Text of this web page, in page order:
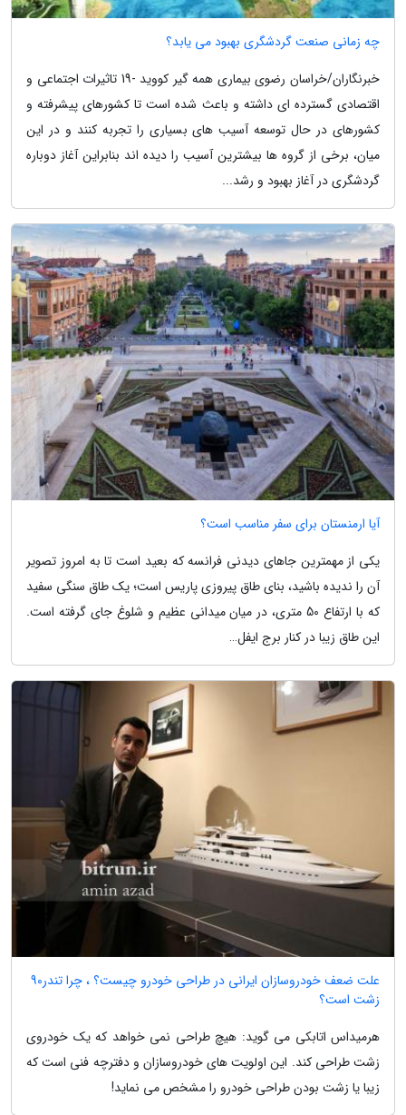
چه زمانی صنعت گردشگری بهبود می یابد؟
خبرنگاران/خراسان رضوی بیماری همه گیر کووید -19 تاثیرات اجتماعی و
اقتصادی گسترده ای داشته و باعث شده است تا کشورهای پیشرفته و
کشورهای در حال توسعه آسیب های بسیاری را تجربه کنند و در این
میان، برخی از گروه ها بیشترین آسیب را دیده اند بنابراین آغاز دوباره
گردشگری در آغاز بهبود و رشد...
آیا ارمنستان برای سفر مناسب است؟
یکی از مهمترین جاهای دیدنی فرانسه که بعید است تا به امروز تصویر
آن را ندیده باشید، بنای طاق پیروزی پاریس است؛ یک طاق سنگی سفید
که با ارتفاع 50 متری، در میان میدانی عظیم و شلوغ جای گرفته است.
این طاق زیبا در کنار برج ایفل…
علت ضعف خودروسازان ایرانی در طراحی خودرو چیست؟ ، چرا تندر90
زشت است؟
هرمیداس اتابکی می گوید: هیچ طراحی نمی خواهد که یک خودروی
زشت طراحی کند. این اولویت های خودروسازان و دفترچه فنی است که
زیبا یا زشت بودن طراحی خودرو را مشخص می نماید!